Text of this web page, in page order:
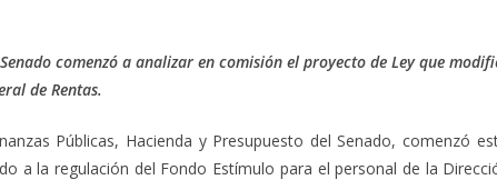
comenzó a analizar en comisión el proyecto de Ley que
de Rentas.
Públicas, Hacienda y Presupuesto del Senado, comenzó
a la regulación del Fondo Estímulo para el personal de la